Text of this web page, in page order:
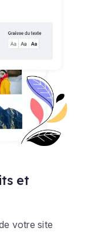
et
votre site